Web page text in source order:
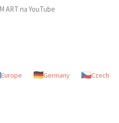
ART na YouTube
Europe Germany Czech